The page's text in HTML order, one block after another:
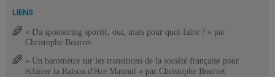
LIENS
« Du sponsoring sportif, oui, mais pour quoi faire ? » par
Christophe Bourret
« Un baromètre sur les transitions de la société française pour
éclairer la Raison d'être Matmut » par Christophe Bourret